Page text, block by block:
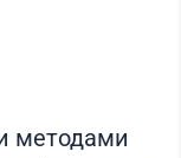
методами